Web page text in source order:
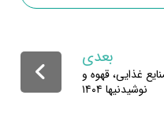
بعدی
غذایی، قهوه و
نوشیدنیها ۱۴۰۴